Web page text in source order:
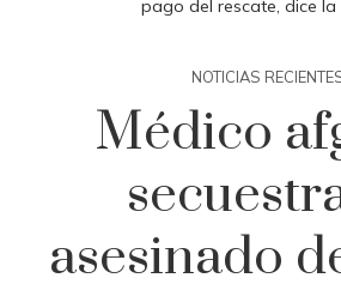
pago del rescate, dice
NOTICIAS
Médico
asesinado